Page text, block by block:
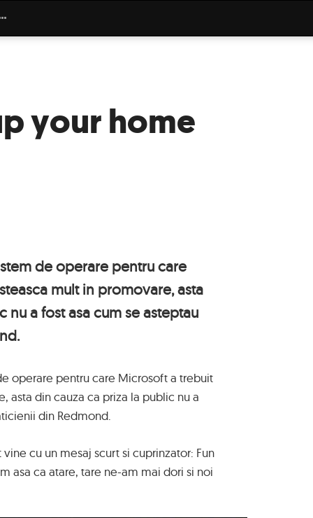
your home
de operare pentru care
mult in promovare, asta
nu a fost asa cum se asteptau
operare pentru care Microsoft a trebuit
asta din cauza ca priza la public nu a
din Redmond.
cu un mesaj scurt si cuprinzator: Fun
asa ca atare, tare ne-am mai dori si noi